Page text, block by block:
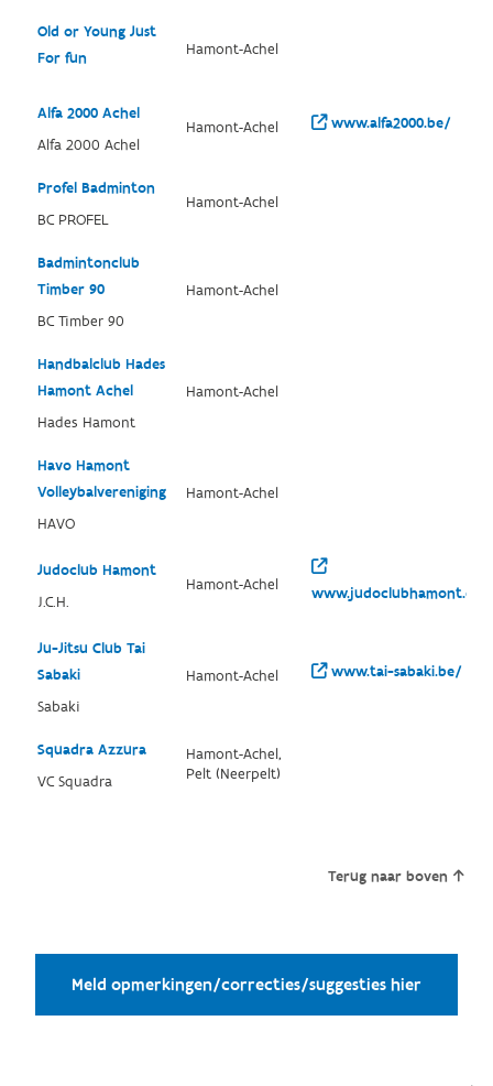
Old or Young Just
For fun
Hamont-Achel
Alfa 2000 Achel
Alfa 2000 Achel
Hamont-Achel www.alfa2000.be/
Profel Badminton
BC PROFEL
Hamont-Achel
Badmintonclub
Timber 90
BC Timber 90
Hamont-Achel
Handbalclub Hades
Hamont Achel
Hades Hamont
Hamont-Achel
Havo Hamont
Volleybalvereniging
HAVO
Hamont-Achel
Judoclub Hamont
J.C.H.
Hamont-Achel
Ju-Jitsu Club Tai
Sabaki
Sabaki
Hamont-Achel www.tai-sabaki.be/
Squadra Azzura
VC Squadra
Hamont-Achel,
Pelt (Neerpelt)
Terug naar boven
Meld opmerkingen/correcties/suggesties hier